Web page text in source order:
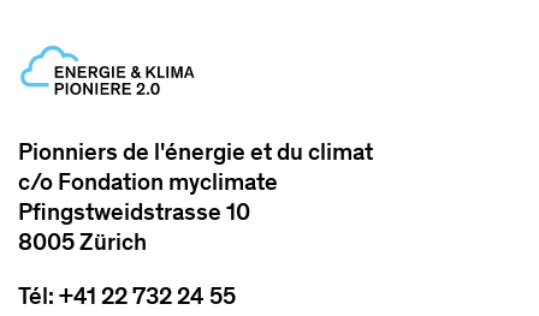
Pionniers de l'énergie et du climat
c/o Fondation myclimate
Pfingstweidstrasse 10
8005 Zürich
Tél: +41 22 732 24 55